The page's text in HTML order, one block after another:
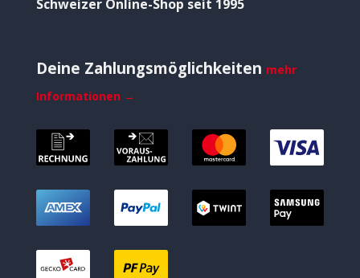
Schweizer Online-Shop seit 1995
Deine Zahlungsmöglichkeiten mehr
Informationen →